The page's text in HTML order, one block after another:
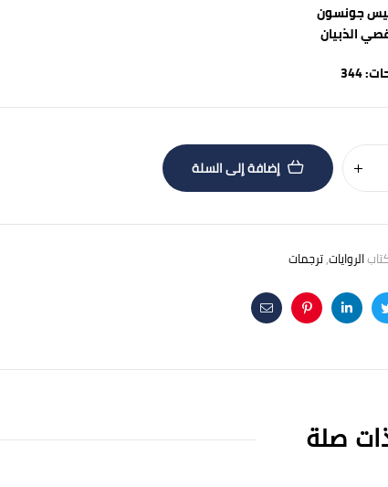
جونسون
الذبيان
إضافة إلى السلة
الروايات,ترجمات
Twitter
Linkedin
Pinterest
Email
صلة